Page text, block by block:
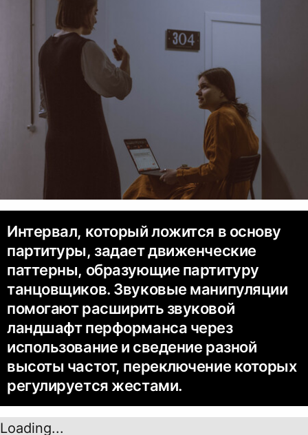
Интервал, который ложится в основу
партитуры, задает движенческие
паттерны, образующие партитуру
танцовщиков. Звуковые манипуляции
помогают расширить звуковой
ландшафт перформанса через
использование и сведение разной
высоты частот, переключение которых
регулируется жестами.
Loading...